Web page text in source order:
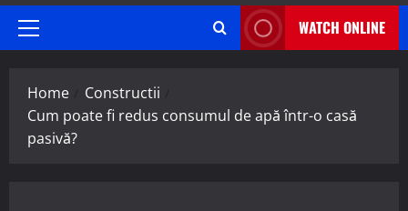
Primary
WATCH ONLINE
Home
Constructii
Cum poate fi redus consumul de apă într-o casă
pasivă?